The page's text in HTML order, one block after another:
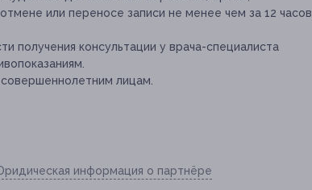
или переносе записи не менее чем за 12 часов.
получения консультации у врача-специалиста
лицам.
информация о партнёре